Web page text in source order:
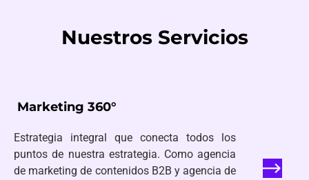
Nuestros Servicios
Marketing 360°
Estrategia integral que conecta todos los
puntos de nuestra estrategia. Como agencia
de marketing de contenidos B2B y agencia de